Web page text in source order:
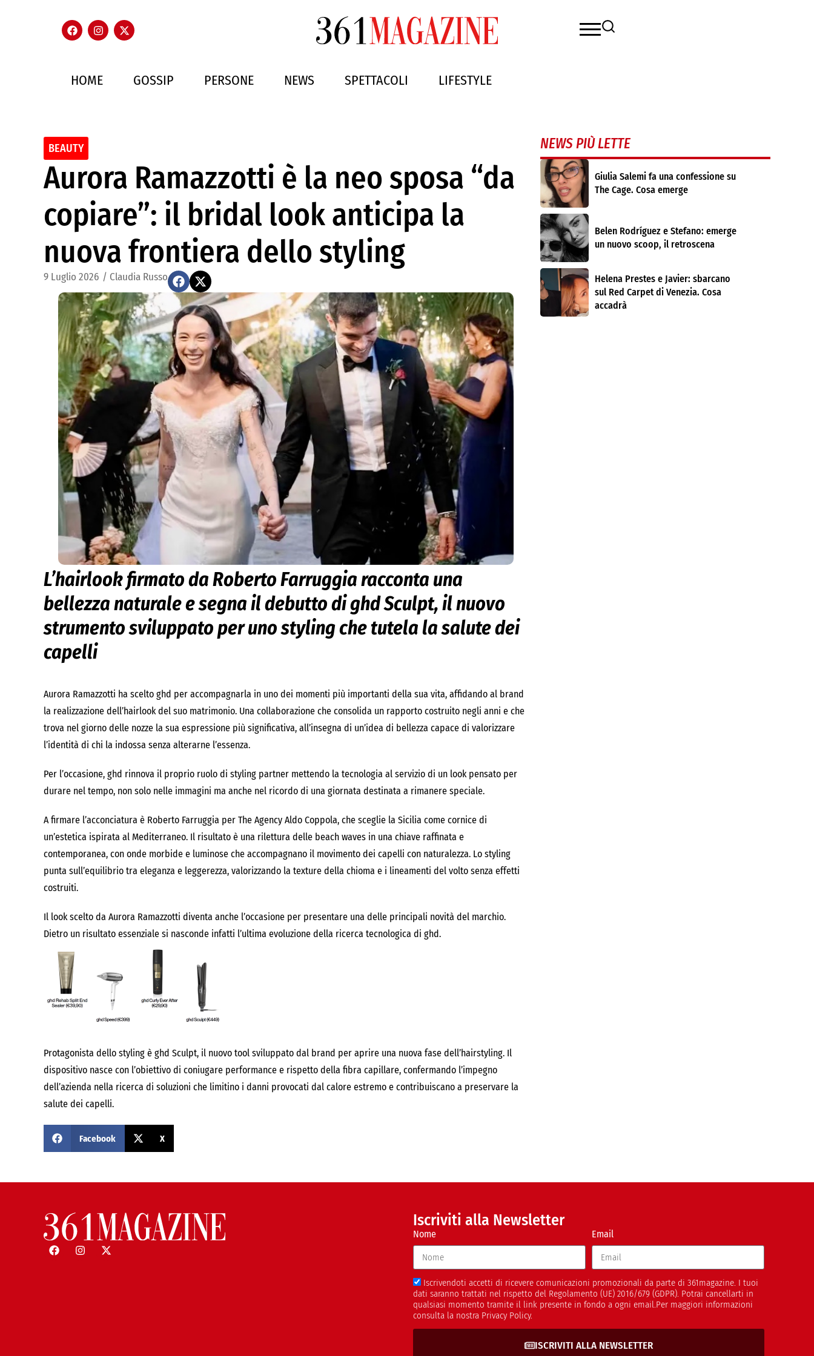
HOME GOSSIP PERSONE NEWS SPETTACOLI LIFESTYLE
BEAUTY
Aurora Ramazzotti è la neo sposa “da
copiare”: il bridal look anticipa la
nuova frontiera dello styling
9 Luglio 2026 / Claudia Russo
L’hairlook firmato da Roberto Farruggia racconta una
bellezza naturale e segna il debutto di ghd Sculpt, il nuovo
strumento sviluppato per uno styling che tutela la salute dei
capelli
Aurora Ramazzotti ha scelto ghd per accompagnarla in uno dei momenti più importanti della sua vita, affidando al brand
la realizzazione dell’hairlook del suo matrimonio. Una collaborazione che consolida un rapporto costruito negli anni e che
trova nel giorno delle nozze la sua espressione più significativa, all’insegna di un’idea di bellezza capace di valorizzare
l’identità di chi la indossa senza alterarne l’essenza.
Per l’occasione, ghd rinnova il proprio ruolo di styling partner mettendo la tecnologia al servizio di un look pensato per
durare nel tempo, non solo nelle immagini ma anche nel ricordo di una giornata destinata a rimanere speciale.
A firmare l’acconciatura è Roberto Farruggia per The Agency Aldo Coppola, che sceglie la Sicilia come cornice di
un’estetica ispirata al Mediterraneo. Il risultato è una rilettura delle beach waves in una chiave raffinata e
contemporanea, con onde morbide e luminose che accompagnano il movimento dei capelli con naturalezza. Lo styling
punta sull’equilibrio tra eleganza e leggerezza, valorizzando la texture della chioma e i lineamenti del volto senza effetti
costruiti.
Il look scelto da Aurora Ramazzotti diventa anche l’occasione per presentare una delle principali novità del marchio.
Dietro un risultato essenziale si nasconde infatti l’ultima evoluzione della ricerca tecnologica di ghd.
Protagonista dello styling è ghd Sculpt, il nuovo tool sviluppato dal brand per aprire una nuova fase dell’hairstyling. Il
dispositivo nasce con l’obiettivo di coniugare performance e rispetto della fibra capillare, confermando l’impegno
dell’azienda nella ricerca di soluzioni che limitino i danni provocati dal calore estremo e contribuiscano a preservare la
salute dei capelli.
Facebook X
NEWS PIÙ LETTE
Giulia Salemi fa una confessione su
The Cage. Cosa emerge
Belen Rodríguez e Stefano: emerge
un nuovo scoop, il retroscena
Helena Prestes e Javier: sbarcano
sul Red Carpet di Venezia. Cosa
accadrà
Iscriviti alla Newsletter
Nome Email
Iscrivendoti accetti di ricevere comunicazioni promozionali da parte di 361magazine. I tuoi
dati saranno trattati nel rispetto del Regolamento (UE) 2016/679 (GDPR). Potrai cancellarti in
qualsiasi momento tramite il link presente in fondo a ogni email.Per maggiori informazioni
consulta la nostra Privacy Policy.
ISCRIVITI ALLA NEWSLETTER